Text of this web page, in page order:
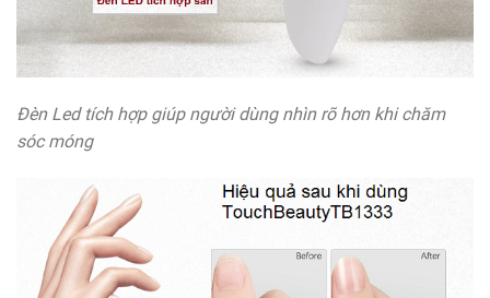
Đèn Led tích hợp giúp người dùng nhìn rõ hơn khi chăm
sóc móng